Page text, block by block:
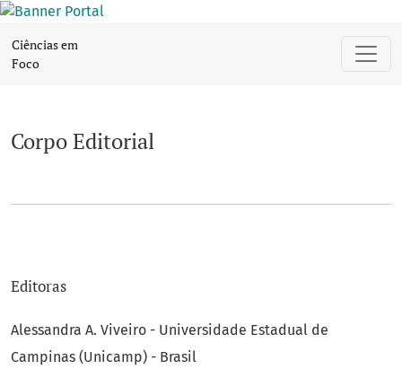
Ciências em
Foco
Corpo Editorial
Editoras
Alessandra A. Viveiro - Universidade Estadual de
Campinas (Unicamp) - Brasil